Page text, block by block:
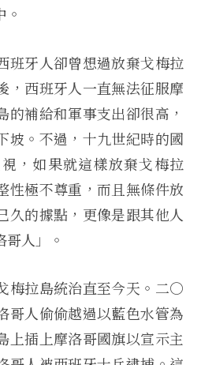
班牙人卻曾想過放棄戈梅拉
，西班牙人一直無法征服摩
的補給和軍事支出卻很高，
坡。不過，十九世紀時的國
，如果就這樣放棄戈梅拉
性極不尊重，而且無條件放
久的據點，更像是跟其他人
人」。
梅拉島統治直至今天。二○
哥人偷偷越過以藍色水管為
上插上摩洛哥國旗以宣示主